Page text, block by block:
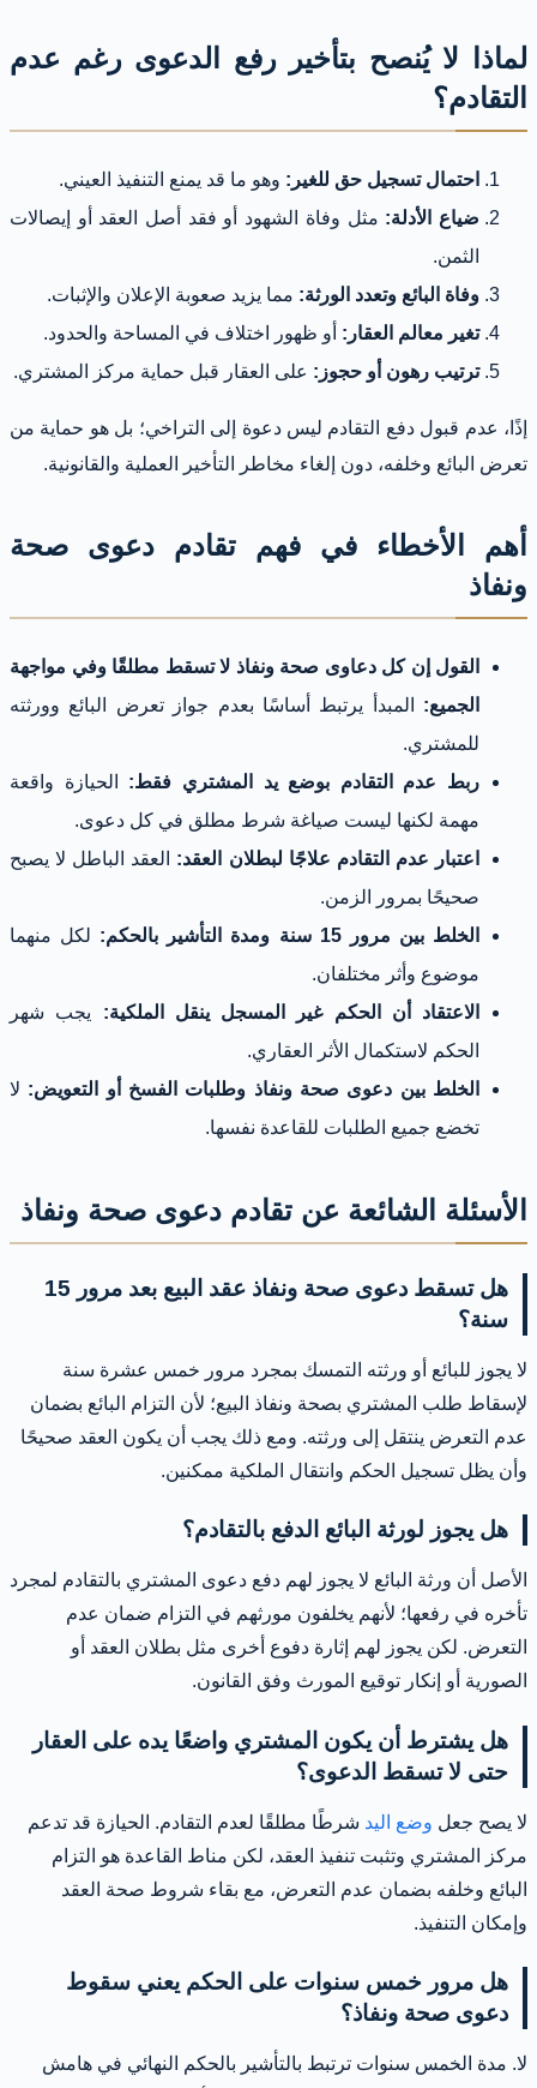
لماذا لا يُنصح بتأخير رفع الدعوى رغم عدم
التقادم؟
احتمال تسجيل حق للغير: وهو ما قد يمنع التنفيذ العيني.
ضياع الأدلة: مثل وفاة الشهود أو فقد أصل العقد أو إيصالات
الثمن.
وفاة البائع وتعدد الورثة: مما يزيد صعوبة الإعلان والإثبات.
تغير معالم العقار: أو ظهور اختلاف في المساحة والحدود.
ترتيب رهون أو حجوز: على العقار قبل حماية مركز المشتري.
إذًا، عدم قبول دفع التقادم ليس دعوة إلى التراخي؛ بل هو حماية من
تعرض البائع وخلفه، دون إلغاء مخاطر التأخير العملية والقانونية.
أهم الأخطاء في فهم تقادم دعوى صحة
ونفاذ
القول إن كل دعاوى صحة ونفاذ لا تسقط مطلقًا وفي مواجهة
الجميع: المبدأ يرتبط أساسًا بعدم جواز تعرض البائع وورثته
للمشتري.
ربط عدم التقادم بوضع يد المشتري فقط: الحيازة واقعة
مهمة لكنها ليست صياغة شرط مطلق في كل دعوى.
اعتبار عدم التقادم علاجًا لبطلان العقد: العقد الباطل لا يصبح
صحيحًا بمرور الزمن.
الخلط بين مرور 15 سنة ومدة التأشير بالحكم:
لكل منهما
موضوع وأثر مختلفان.
الاعتقاد أن الحكم غير المسجل ينقل الملكية: يجب شهر
الحكم لاستكمال الأثر العقاري.
الخلط بين دعوى صحة ونفاذ وطلبات الفسخ أو التعويض: لا
تخضع جميع الطلبات للقاعدة نفسها.
الأسئلة الشائعة عن تقادم دعوى صحة ونفاذ
هل تسقط دعوى صحة ونفاذ عقد البيع بعد مرور 15
سنة؟
لا يجوز للبائع أو ورثته التمسك بمجرد مرور خمس عشرة سنة
لإسقاط طلب المشتري بصحة ونفاذ البيع؛ لأن التزام البائع بضمان
عدم التعرض ينتقل إلى ورثته. ومع ذلك يجب أن يكون العقد صحيحًا
وأن يظل تسجيل الحكم وانتقال الملكية ممكنين.
هل يجوز لورثة البائع الدفع بالتقادم؟
الأصل أن ورثة البائع لا يجوز لهم دفع دعوى المشتري بالتقادم لمجرد
تأخره في رفعها؛ لأنهم يخلفون مورثهم في التزام ضمان عدم
التعرض. لكن يجوز لهم إثارة دفوع أخرى مثل بطلان العقد أو
الصورية أو إنكار توقيع المورث وفق القانون.
هل يشترط أن يكون المشتري واضعًا يده على العقار
حتى لا تسقط الدعوى؟
لا يصح جعل وضع اليد شرطًا مطلقًا لعدم التقادم. الحيازة قد تدعم
مركز المشتري وتثبت تنفيذ العقد، لكن مناط القاعدة هو التزام
البائع وخلفه بضمان عدم التعرض، مع بقاء شروط صحة العقد
وإمكان التنفيذ.
هل مرور خمس سنوات على الحكم يعني سقوط
دعوى صحة ونفاذ؟
لا. مدة الخمس سنوات ترتبط بالتأشير بالحكم النهائي في هامش